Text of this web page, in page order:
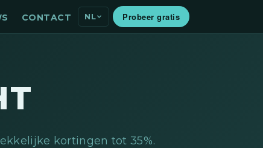
CONTACT NL Probeer gratis
kortingen tot 35%.